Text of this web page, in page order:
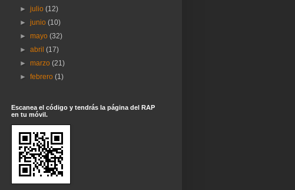
►julio(12)
►junio(10)
►mayo(32)
►abril(17)
►marzo(21)
►febrero(1)
Escanea el código y tendrás la página del RAP
en tu móvil.